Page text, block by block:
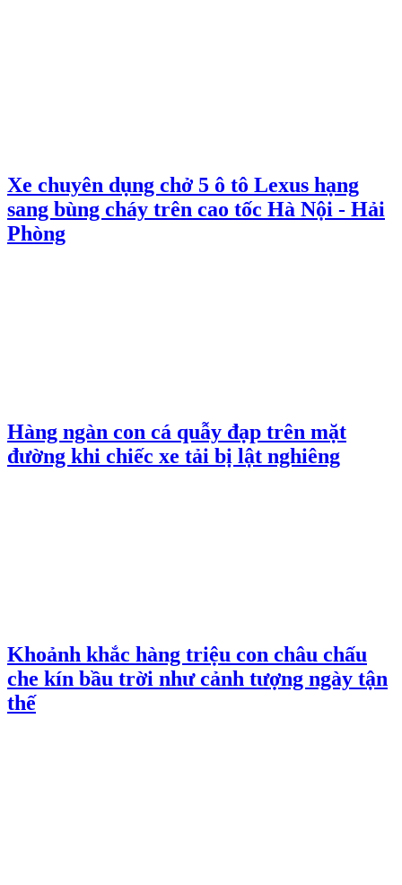
Xe chuyên dụng chở 5 ô tô Lexus hạng
sang bùng cháy trên cao tốc Hà Nội - Hải
Phòng
Hàng ngàn con cá quẫy đạp trên mặt
đường khi chiếc xe tải bị lật nghiêng
Khoảnh khắc hàng triệu con châu chấu
che kín bầu trời như cảnh tượng ngày tận
thế